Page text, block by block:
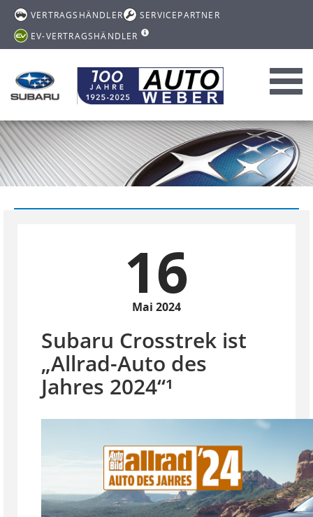
VERTRAGSHÄNDLER
SERVICEPARTNER
EV-VERTRAGSHÄNDLER
16
Mai 2024
Subaru Crosstrek ist
„Allrad-Auto des
Jahres 2024“¹